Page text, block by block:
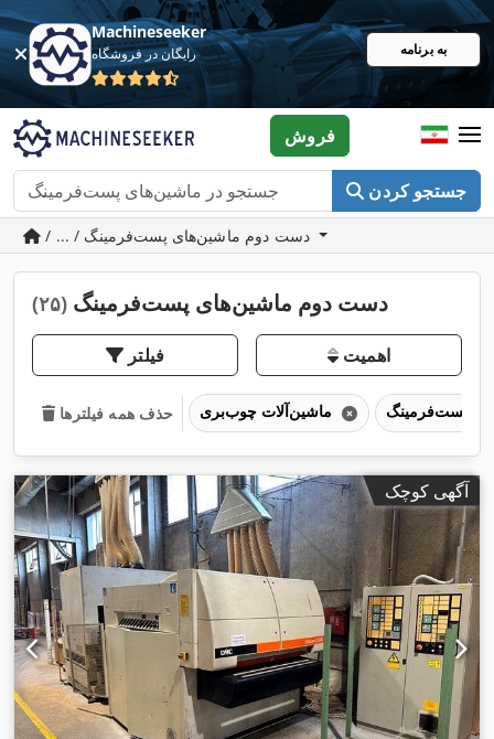
Machineseeker
رایگان در فروشگاه به برنامه
جستجو کردن
فروش
دست دوم ماشین‌های پست‌فرمینگ (۲۵)
فیلتر اهمیت
حذف همه فیلترها
آگهی کوچک